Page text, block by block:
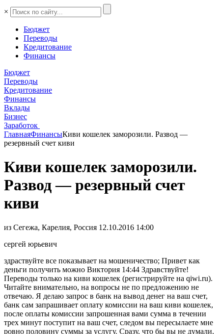
×
Бюджет
Переводы
Кредитование
Финансы
Бюджет
Переводы
Кредитование
Финансы
Вклады
Бизнес
Заработок
ГлавнаяФинансыКиви кошелек заморозили. Развод —
резервный счет киви
Киви кошелек заморозили.
Развод — резервный счет
киви
из Сегежа, Карелия, Россия 12.10.2016 14:00
сергей юрьевич
здраствуйте все показывает на мошеничество; Привет как
деньги получить можно Виктория 14:44 Здравствуйте!
Переводы только на киви кошелек (регистрируйте на qiwi.ru).
Читайте внимательно, на вопросы не по предложению не
отвечаю. Я делаю запрос в банк на вывод денег на ваш счет,
банк сам запрашивает оплату комиссии на ваш киви кошелек,
после оплаты комиссии запрошенная вами сумма в течении
трех минут поступит на ваш счет, следом вы пересылаете мне
ровно половину суммы за услугу. Сразу, что бы вы не думали,